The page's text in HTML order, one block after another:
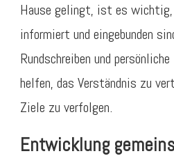
Hause gelingt, ist es
informiert und eingebunden
Rundschreiben und
helfen, das Verständnis zu
Ziele zu verfolgen.
Entwicklung